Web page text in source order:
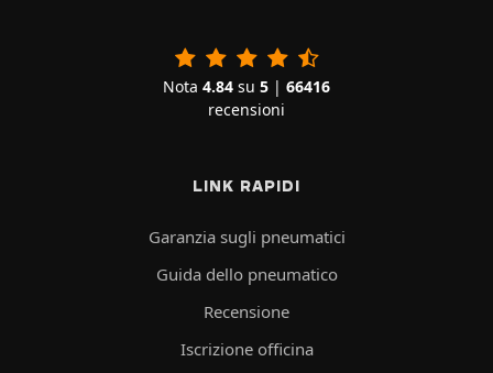
Nota 4.84 su 5 | 66416
recensioni
LINK RAPIDI
Garanzia sugli pneumatici
Guida dello pneumatico
Recensione
Iscrizione officina